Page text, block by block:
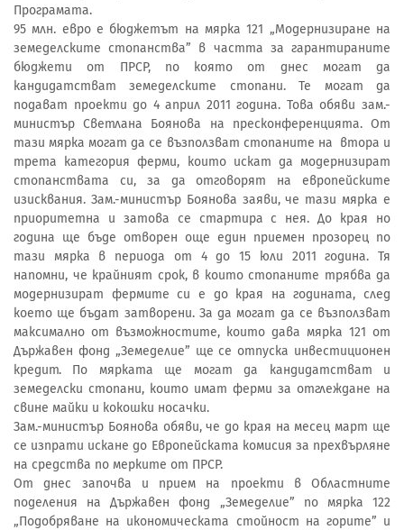
Програмата.
95 млн. евро е бюджетът на мярка 121 „Модернизиране на
земеделските стопанства” в частта за гарантираните
бюджети от ПРСР, по която от днес могат да
кандидатстват земеделските стопани. Те могат да
подават проекти до 4 април 2011 година. Това обяви зам.-
министър Светлана Боянова на пресконференцията. От
тази мярка могат да се възползват стопаните на втора и
трета категория ферми, които искат да модернизират
стопанствата си, за да отговорят на европейските
изисквания. Зам.-министър Боянова заяви, че тази мярка е
приоритетна и затова се стартира с нея. До края но
година ще бъде отворен още един приемен прозорец по
тази мярка в периода от 4 до 15 юли 2011 година. Тя
напомни, че крайният срок, в които стопаните трябва да
модернизират фермите си е до края на годината, след
което ще бъдат затворени. За да могат да се възползват
максимално от възможностите, които дава мярка 121 от
Държавен фонд „Земеделие” ще се отпуска инвестиционен
кредит. По мярката ще могат да кандидатстват и
земеделски стопани, които имат ферми за отглеждане на
свине майки и кокошки носачки.
Зам.-министър Боянова обяви, че до края на месец март ще
се изпрати искане до Европейската комисия за прехвърляне
на средства по мерките от ПРСР.
От днес започва и прием на проекти в Областните
поделения на Държавен фонд „Земеделие” по мярка 122
„Подобряване на икономическата стойност на горите” и